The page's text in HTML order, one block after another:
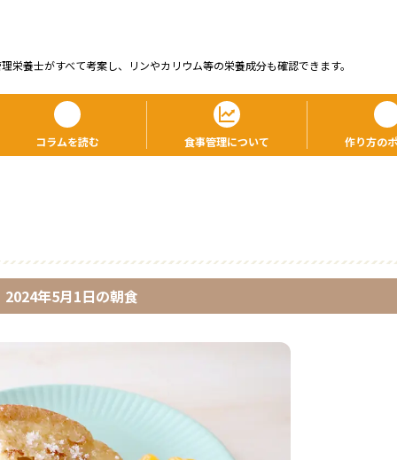
栄養⼠がすべて考案し、リンやカリウム等の栄養成分も確認できます。
コラムを読む 食事管理について 作り方の
2024年5月1日の朝食